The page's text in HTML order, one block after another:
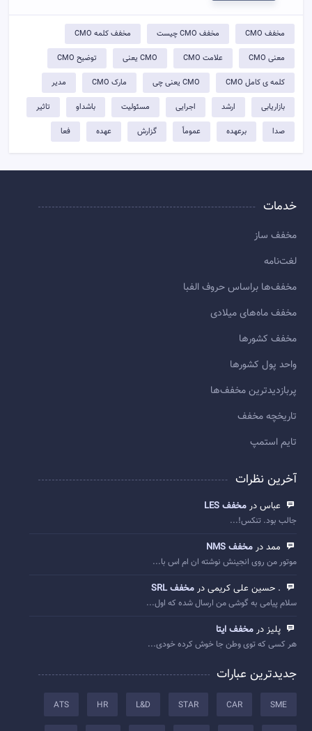
مخفف CMO مخفف CMO چیست مخفف کلمه CMO
معنی CMO علامت CMO CMO یعنی توضيح CMO
کلمه ی کامل CMO CMO یعنی چی مارک CMO مدیر
بازاریابی ارشد اجرایی مسئولیت باشداو تاثیر
صدا برعهده عموماً گزارش عهده فعا
خدمات
مخفف ساز
لغت‌نامه
مخفف‌ها براساس حروف الفبا
مخفف ماه‌های میلادی
مخفف کشورها
واحد پول کشورها
پربازديدترين مخفف‌ها
تاريخچه مخفف
تایم استمپ
آخرین نظرات
عباس در مخفف LES
جالب بود. تنکس!...
ممد در مخفف NMS
موتور من روی انجینش نوشته ان ام اس با...
. حسین علی کریمی در مخفف SRL
سلام پیامی به گوشی من ارسال شده که اول...
پلیز در مخفف ایتا
هر کسی که توی وطن جا خوش کرده خودی...
جدیدترین عبارات
SME
CAR
STAR
L&D
HR
ATS